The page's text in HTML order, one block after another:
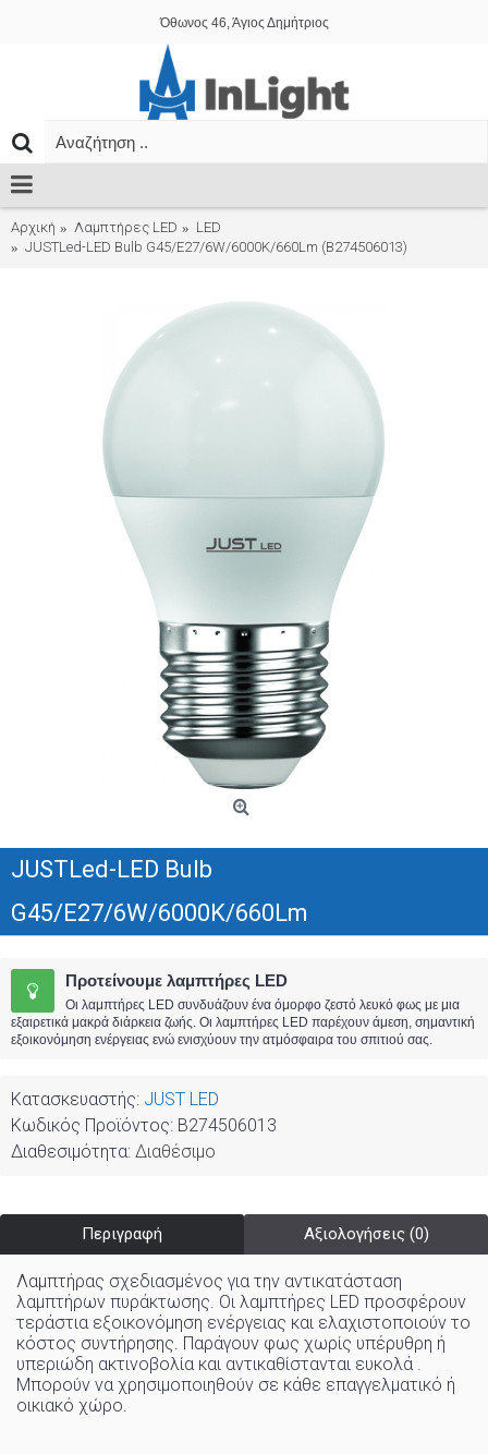
Όθωνος 46, Άγιος Δημήτριος
Αρχική Λαμπτήρες LED
LED
JUSTLed-LED Bulb G45/E27/6W/6000K/660Lm (B274506013)
JUSTLed-LED Bulb
G45/E27/6W/6000K/660Lm
Προτείνουμε λαμπτήρες LED
Οι λαμπτήρες LED συνδυάζουν ένα όμορφο ζεστό λευκό φως με μια
εξαιρετικά μακρά διάρκεια ζωής. Οι λαμπτήρες LED παρέχουν άμεση, σημαντική
εξοικονόμηση ενέργειας ενώ ενισχύουν την ατμόσφαιρα του σπιτιού σας.
Κατασκευαστής: JUST LED
Κωδικός Προϊόντος: B274506013
Διαθεσιμότητα: Διαθέσιμο
Περιγραφή Αξιολογήσεις (0)
Λαμπτήρας σχεδιασμένος για την αντικατάσταση
λαμπτήρων πυράκτωσης. Οι λαμπτήρες LED προσφέρουν
τεράστια εξοικονόμηση ενέργειας και ελαχιστοποιούν το
κόστος συντήρησης. Παράγουν φως χωρίς υπέρυθρη ή
υπεριώδη ακτινοβολία και αντικαθίστανται ευκολά .
Μπορούν να χρησιμοποιηθούν σε κάθε επαγγελματικό ή
οικιακό χώρo.